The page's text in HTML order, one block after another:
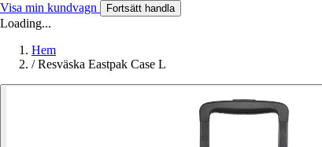
Visa min kundvagn Fortsätt handla
Loading...
Hem
/ Resväska Eastpak Case L